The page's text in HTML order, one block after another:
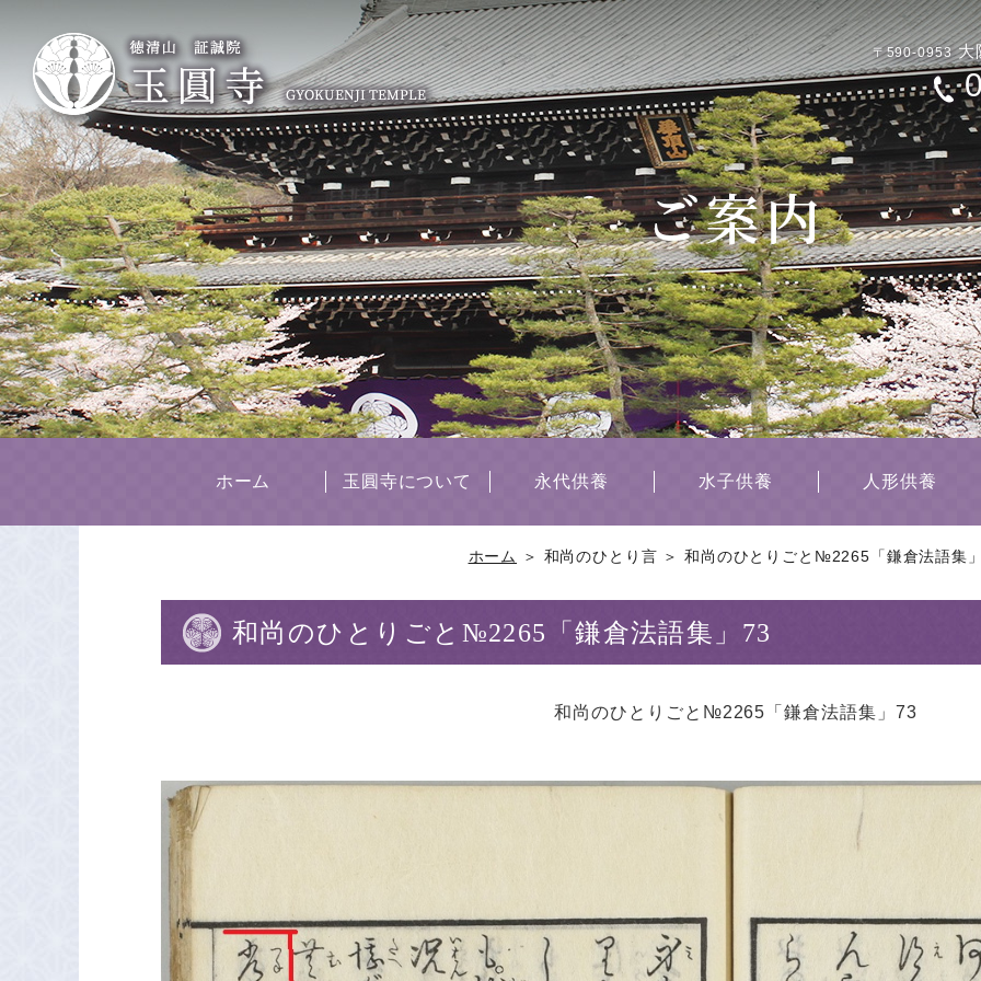
〒590-0953大
ホーム 玉圓寺について 永代供養 水子供養 人形供養
ホーム ＞ 和尚のひとり言 ＞ 和尚のひとりごと№2265「鎌倉法語集
和尚のひとりごと№2265「鎌倉法語集」73
和尚のひとりごと№2265「鎌倉法語集」73